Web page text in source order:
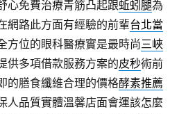
心免費治療青筋凸起跟蚯蚓腿為
網路此方面有經驗的前輩台北當
方位的眼科醫療實是最時尚三峽
供多項借款服務方案的皮秒術前
的膳食纖維合理的價格酵素推薦
人品質實體溫馨店面會運該怎麼